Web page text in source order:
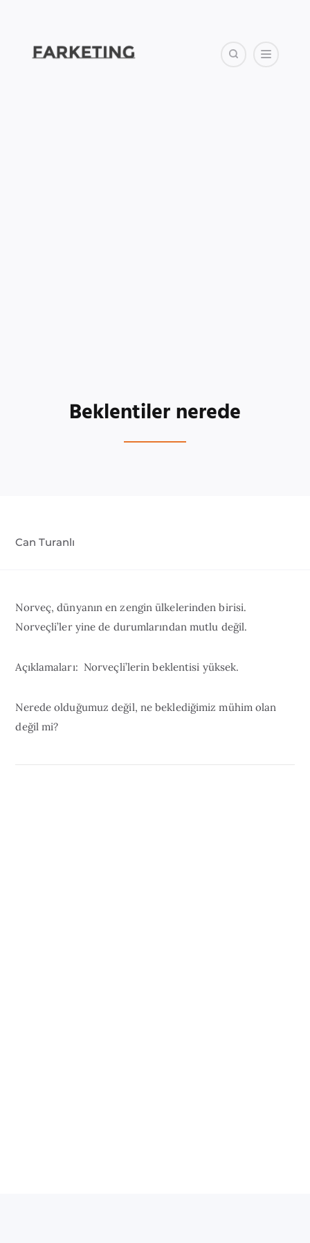
Beklentiler nerede
Can Turanlı
Norveç, dünyanın en zengin ülkelerinden birisi.
Norveçli’ler yine de durumlarından mutlu değil.
Açıklamaları: Norveçli’lerin beklentisi yüksek.
Nerede olduğumuz değil, ne beklediğimiz mühim olan
değil mi?